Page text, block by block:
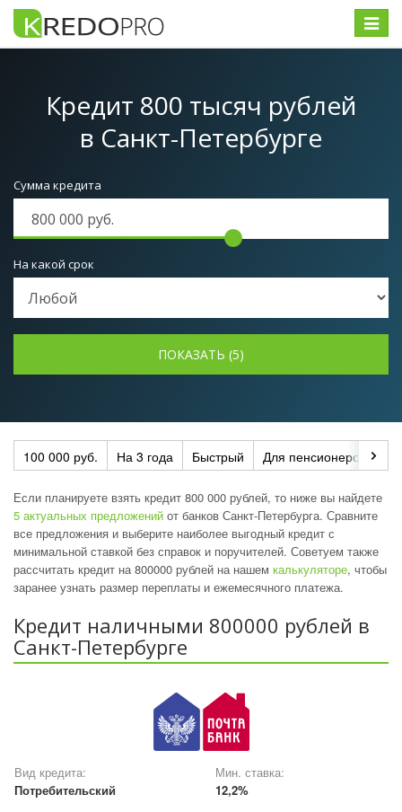
Меню
Кредит 800 тысяч рублей
в Санкт-Петербурге
Сумма кредита
На какой срок
100 000 руб. На 3 года Быстрый Для пенсионеров
Если планируете взять кредит 800 000 рублей, то ниже вы найдете
5 актуальных предложений от банков Санкт-Петербурга. Сравните
все предложения и выберите наиболее выгодный кредит с
минимальной ставкой без справок и поручителей. Советуем также
рассчитать кредит на 800000 рублей на нашем калькуляторе, чтобы
заранее узнать размер переплаты и ежемесячного платежа.
Кредит наличными 800000 рублей в
Санкт-Петербурге
Вид кредита:
Потребительский
Мин. ставка:
12,2%